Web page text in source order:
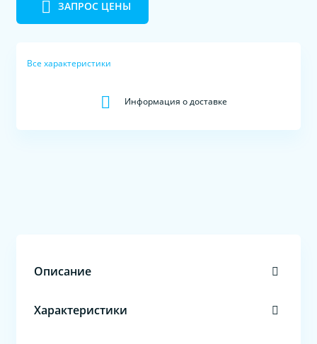
ЗАПРОС ЦЕНЫ
Все характеристики
Информация о доставке
Описание
Характеристики